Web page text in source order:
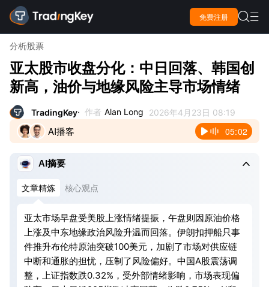
免费注册  
分析股票
亚太股市收盘分化：中日回落、韩国创
新高，油价与地缘风险主导市场情绪
TradingKey 作者 Alan Long 2026年4月23日 08:19
AI播客 05:02
AI摘要 
文章精炼 核心观点
亚太市场早盘受美股上涨情绪提振，午盘则因原油价格
上涨及中东地缘政治风险升温而回落。伊朗扣押船只事
件推升布伦特原油突破100美元，加剧了市场对供应链
中断和通胀的担忧，压制了风险偏好。中国A股震荡调
整，上证指数跌0.32%，受外部情绪影响，市场表现偏